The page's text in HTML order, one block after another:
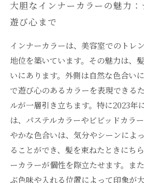
大胆なインナーカラーの魅力：
遊び心まで
インナーカラーは、美容室でのトレ
地位を築いています。その魅力は、
いにあります。外側は自然な色合い
で遊び心のあるカラーを表現できる
ルが一層引き立ちます。特に2023年
は、パステルカラーやビビッドカラ
やかな色合いは、気分やシーンによ
ることができ、髪を束ねたときにち
ーカラーが個性を際立たせます。ま
ぶ色味や入れる位置によって印象が